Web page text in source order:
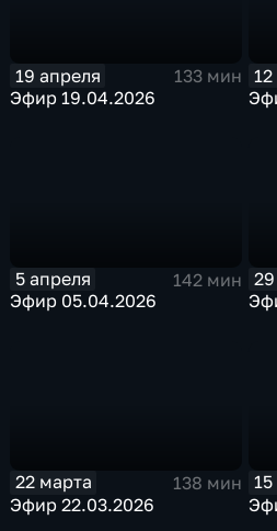
19 апреля
133 мин
Эфир 19.04.2026
5 апреля
142 мин
Эфир 05.04.2026
22 марта
138 мин
Эфир 22.03.2026